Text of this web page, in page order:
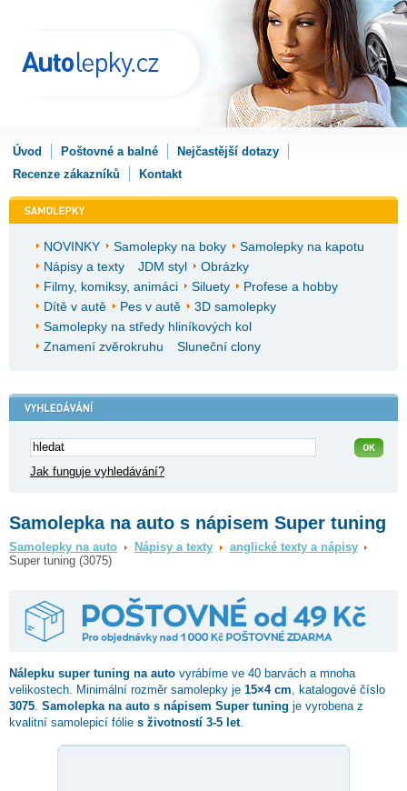
Úvod Poštovné a balné
Nejčastější dotazy
Recenze zákazníků
Kontakt
NOVINKY Samolepky na boky
Samolepky na kapotu
Nápisy a texty
JDM styl
Obrázky
Filmy, komiksy, animáci
Siluety
Profese a hobby
Dítě v autě
Pes v autě
3D samolepky
Samolepky na středy hliníkových kol
Znamení zvěrokruhu
Sluneční clony
Jak funguje vyhledávání?
Samolepka na auto s nápisem Super tuning
Samolepky na auto Nápisy a texty
anglické texty a nápisy
Super tuning (3075)
Nálepku super tuning na auto vyrábíme ve 40 barvách a mnoha
velikostech. Minimální rozměr samolepky je 15×4 cm , katalogové číslo
3075 Samolepka na auto s nápisem Super tuning je vyrobena z
kvalitní samolepicí fólie s životností 3-5 let.